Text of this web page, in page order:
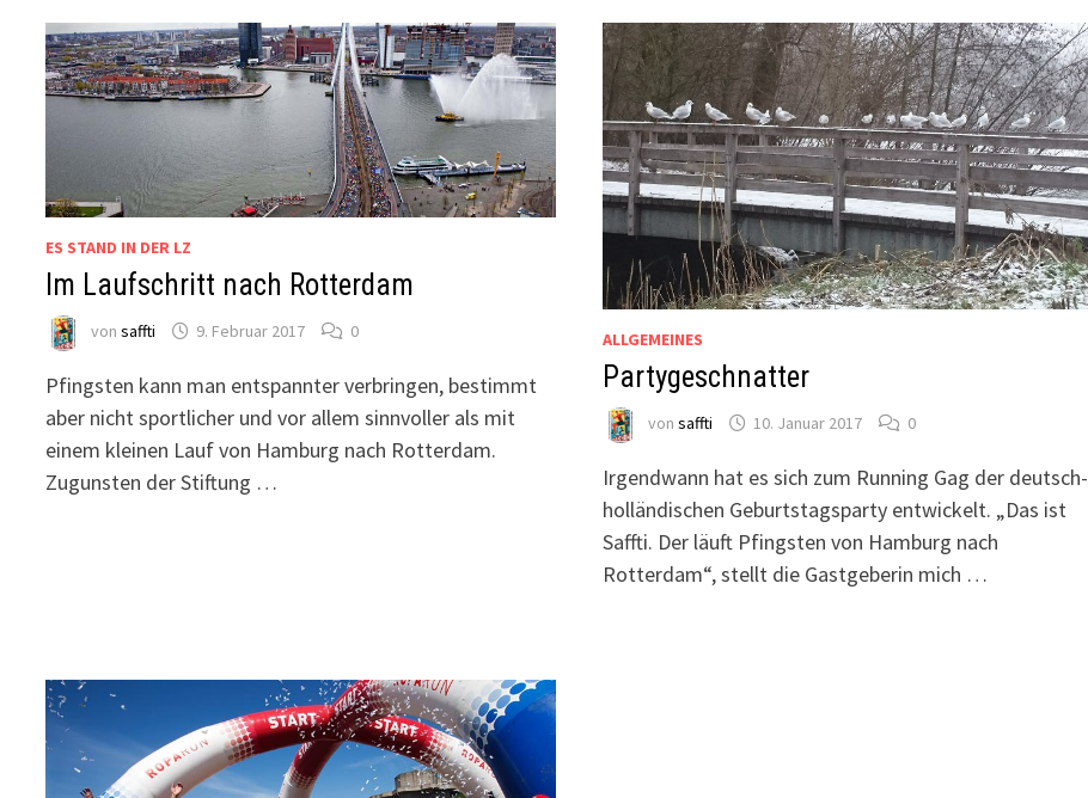
ES STAND IN DER LZ
Im Laufschritt nach Rotterdam
vonsaffti 9. Februar 2017 0
Pfingsten kann man entspannter verbringen, bestimmt
aber nicht sportlicher und vor allem sinnvoller als mit
einem kleinen Lauf von Hamburg nach Rotterdam.
Zugunsten der Stiftung …
ALLGEMEINES
Partygeschnatter
von saffti 10. Januar 2017 0
Irgendwann hat es sich zum Running Gag der deutsch-
holländischen Geburtstagsparty entwickelt. „Das ist
Saffti. Der läuft Pfingsten von Hamburg nach
Rotterdam“, stellt die Gastgeberin mich …